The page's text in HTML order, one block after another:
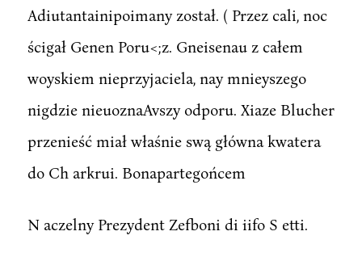
Adiutantainipoimany został. ( Przez cali, noc
ścigał Genen Poru<;z. Gneisenau z całem
woyskiem nieprzyjaciela, nay mnieyszego
nigdzie nieuoznaAvszy odporu. Xiaze Blucher
przenieść miał właśnie swą główna kwatera
do Ch arkrui. Bonapartegońcem
N aczelny Prezydent Zefboni di iifo S etti.